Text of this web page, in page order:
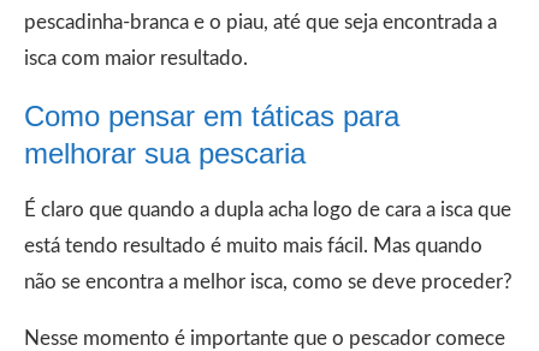
pescadinha-branca e o piau, até que seja encontrada a
isca com maior resultado.
Como pensar em táticas para
melhorar sua pescaria
É claro que quando a dupla acha logo de cara a isca que
está tendo resultado é muito mais fácil. Mas quando
não se encontra a melhor isca, como se deve proceder?
Nesse momento é importante que o pescador comece